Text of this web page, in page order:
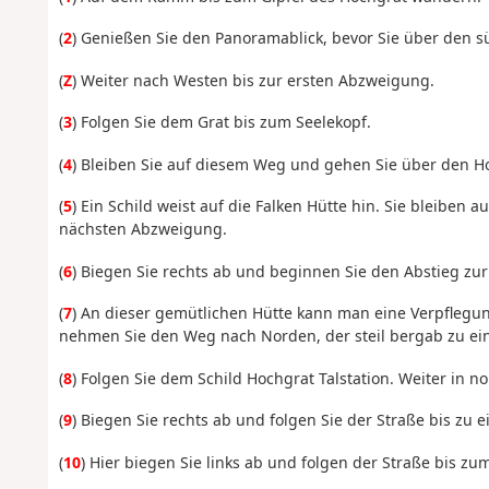
(2) Genießen Sie den Panoramablick, bevor Sie über den
(Z) Weiter nach Westen bis zur ersten Abzweigung.
(3) Folgen Sie dem Grat bis zum Seelekopf.
(4) Bleiben Sie auf diesem Weg und gehen Sie über den
(5) Ein Schild weist auf die Falken Hütte hin. Sie bleiben
nächsten Abzweigung.
(6) Biegen Sie rechts ab und beginnen Sie den Abstieg
(7) An dieser gemütlichen Hütte kann man eine
nehmen Sie den Weg nach Norden, der steil bergab zu
(8) Folgen Sie dem Schild Hochgrat Talstation. Weiter in
(9) Biegen Sie rechts ab und folgen Sie der Straße bis zu
(10) Hier biegen Sie links ab und folgen der Straße bis